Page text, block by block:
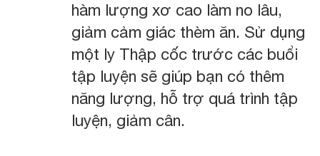
hàm lượng xơ cao làm no lâu,
giảm cảm giác thèm ăn. Sử dụng
một ly Thập cốc trước các buổi
tập luyện sẽ giúp bạn có thêm
năng lượng, hỗ trợ quá trình tập
luyện, giảm cân.